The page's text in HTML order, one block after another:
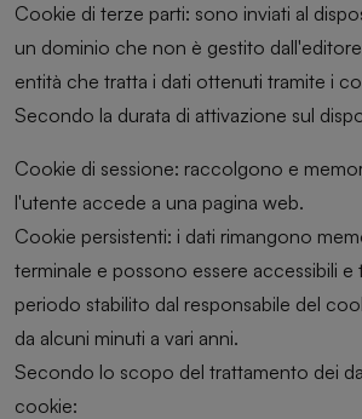
Cookie di terze parti: sono inviati al
un dominio che non è gestito
entità che tratta i dati ottenuti tramite i
Secondo la durata di attivazione sul
Cookie di sessione: raccolgono e
l'utente accede a una pagina web.
Cookie persistenti: i dati rimangono
terminale e possono essere accessibili e
periodo stabilito dal responsabile del
da alcuni minuti a vari anni.
Secondo lo scopo del trattamento dei
cookie: